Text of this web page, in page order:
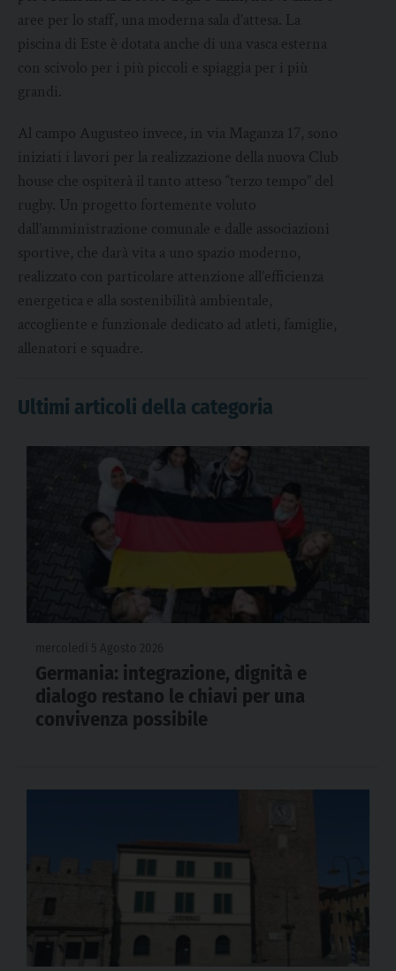
aree per lo staff, una moderna sala d’attesa. La
piscina di Este è dotata anche di una vasca esterna
con scivolo per i più piccoli e spiaggia per i più
grandi.
Al campo Augusteo invece, in via Maganza 17, sono
iniziati i lavori per la realizzazione della nuova Club
house che ospiterà il tanto atteso “terzo tempo” del
rugby. Un progetto fortemente voluto
dall’amministrazione comunale e dalle associazioni
sportive, che darà vita a uno spazio moderno,
realizzato con particolare attenzione all’efficienza
energetica e alla sostenibilità ambientale,
accogliente e funzionale dedicato ad atleti, famiglie,
allenatori e squadre.
Ultimi articoli della categoria
Germania: integrazione, dignità e
dialogo restano le chiavi per una
convivenza possibile